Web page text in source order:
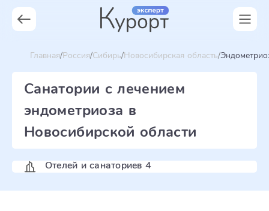
Главная Россия Сибирь Новосибирская область
Санатории с лечением
эндометриоза в
Новосибирской области
Отелей и санаториев 4